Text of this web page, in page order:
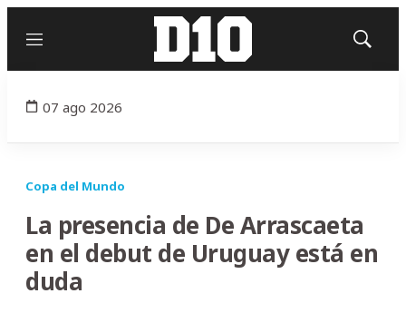
Menú
Mostrar
07 ago 2026
Copa del Mundo
La presencia de De Arrascaeta
en el debut de Uruguay está en
duda